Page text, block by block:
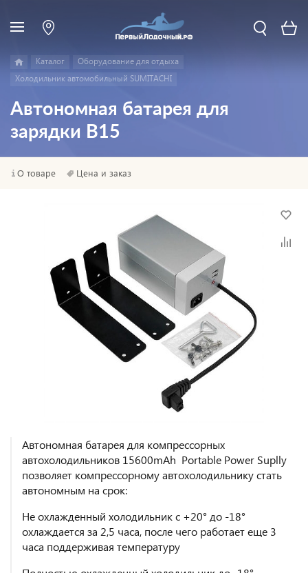
Каталог
Оборудование для отдыха
Холодильник автомобильный SUMITACHI
Автономная батарея для
зарядки B15
О товаре Цена и заказ
Автономная батарея для компрессорных
автохолодильников 15600mAh Portable Power Suplly
позволяет компрессорному автохолодильнику стать
автономным на срок:
Не охлажденный холодильник с +20° до -18°
охлаждается за 2,5 часа, после чего работает еще 3
часа поддерживая температуру